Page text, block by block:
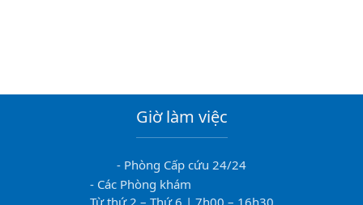
Giờ làm việc
- Phòng Cấp cứu 24/24
- Các Phòng khám
Từ thứ 2 – Thứ 6 | 7h00 – 16h30